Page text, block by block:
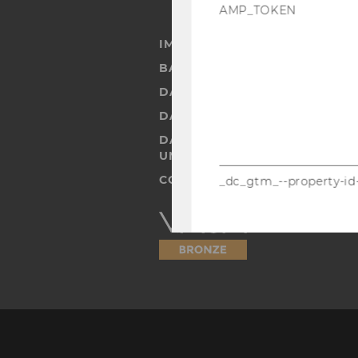
IMPRESSUM
DATENSCHUTZERKLÄRUNG
DATENSCHUTZERKLÄRUNG
DATENSCHUTZERKLÄRUNG
UND STUDIERENDE
COOKIE EINSTELLUNGEN
Barrierefreiheitserklärung
Webseite
AMP_TOKEN
_dc_gtm_--property-